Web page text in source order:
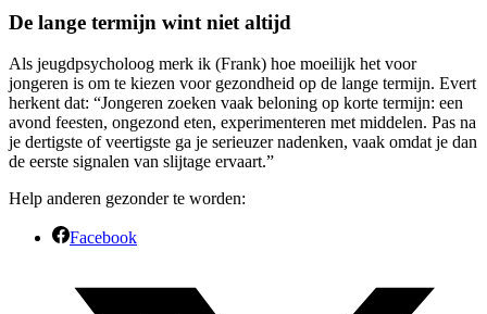
De lange termijn wint niet altijd
Als jeugdpsycholoog merk ik (Frank) hoe moeilijk het voor
jongeren is om te kiezen voor gezondheid op de lange termijn. Evert
herkent dat: “Jongeren zoeken vaak beloning op korte termijn: een
avond feesten, ongezond eten, experimenteren met middelen. Pas na
je dertigste of veertigste ga je serieuzer nadenken, vaak omdat je dan
de eerste signalen van slijtage ervaart.”
Help anderen gezonder te worden:
Facebook